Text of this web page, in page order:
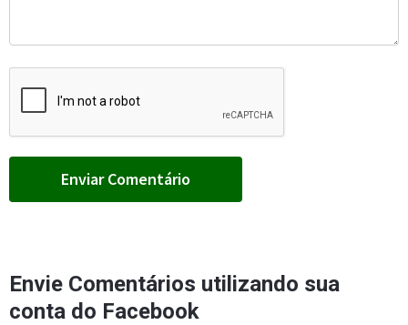
Envie Comentários utilizando sua
conta do Facebook